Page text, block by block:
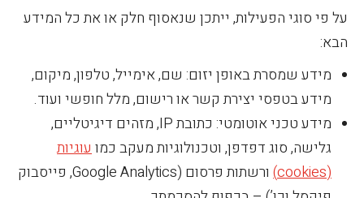
על פי סוגי הפעילות, ייתכן שנאסוף חלק או את כל המידע
הבא:
מידע שמסרת באופן יזום: שם, אימייל, טלפון, מיקום,
מידע בטפסי יצירת קשר או רישום, מלל חופשי ועוד.
מידע טכני אוטומטי: כתובת IP, מזהים דיגיטליים,
גלישה, סוג דפדפן, וטכנולוגיות מעקב כמועוגיות
(cookies)
ורשתות פרסום (Google Analytics, פייסבוק